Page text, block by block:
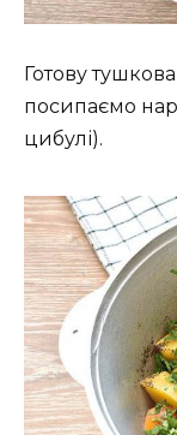
Готову
посипаємо
цибулі).